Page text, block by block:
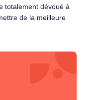
totalement dévoué à
de la meilleure